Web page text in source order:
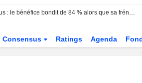
Prosus : le bénéfice bondit de 84 % alors que sa frénésie d'acquisitions prépare son offensive européenne
Consensus Ratings Agenda